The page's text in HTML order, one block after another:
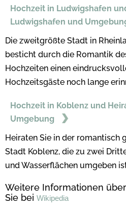
Hochzeit in Ludwigshafen
Ludwigshafen und
Die zweitgrößte Stadt in
besticht durch die Romantik
Hochzeiten einen
Hochzeitsgäste noch lange
Hochzeit in Koblenz und
Umgebung
Heiraten Sie in der romantisch
Stadt Koblenz, die zu zwei
und Wasserflächen umgeben
Weitere Informationen
Sie bei Wikipedia